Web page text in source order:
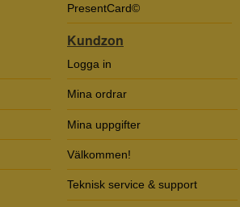
PresentCard©
Kundzon
Logga in
Mina ordrar
Mina uppgifter
Välkommen!
Teknisk service & support